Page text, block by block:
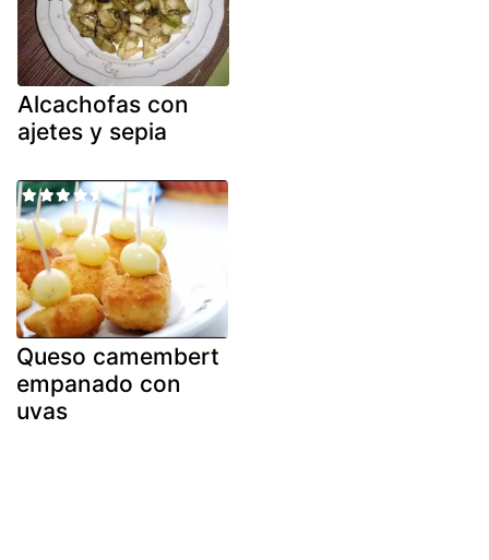
Alcachofas con
ajetes y sepia
Queso camembert
empanado con
uvas